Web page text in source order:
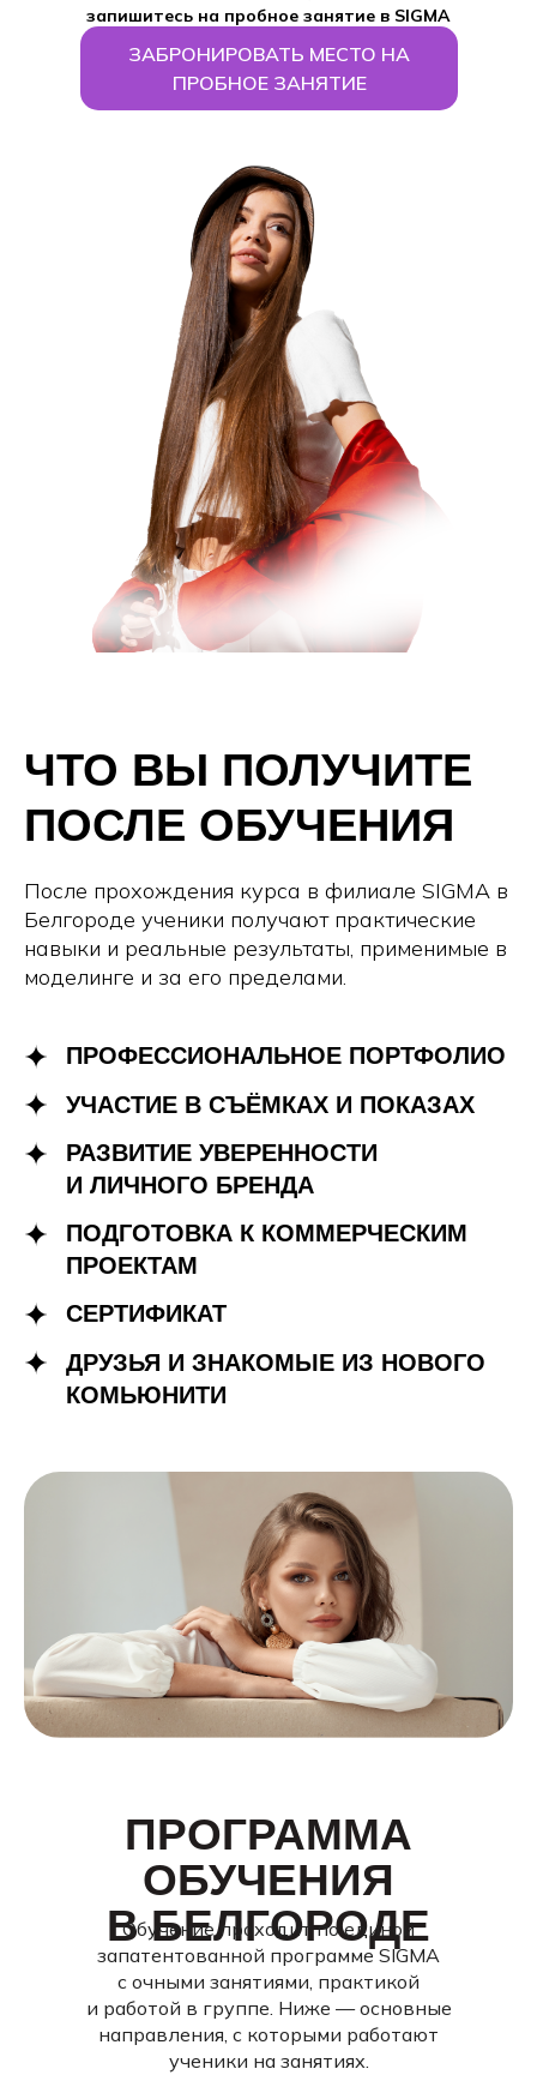
запишитесь на пробное занятие в SIGMA
ЗАБРОНИРОВАТЬ МЕСТО НА
ПРОБНОЕ ЗАНЯТИЕ
ЧТО ВЫ ПОЛУЧИТЕ
ПОСЛЕ ОБУЧЕНИЯ
После прохождения курса в филиале SIGMA в
Белгороде ученики получают практические
навыки и реальные результаты, применимые в
моделинге и за его пределами.
ПРОФЕССИОНАЛЬНОЕ ПОРТФОЛИО
УЧАСТИЕ В СЪЁМКАХ И ПОКАЗАХ
РАЗВИТИЕ УВЕРЕННОСТИ
И ЛИЧНОГО БРЕНДА
ПОДГОТОВКА К КОММЕРЧЕСКИМ
ПРОЕКТАМ
СЕРТИФИКАТ
ДРУЗЬЯ И ЗНАКОМЫЕ ИЗ НОВОГО
КОМЬЮНИТИ
ПРОГРАММА
ОБУЧЕНИЯ
ВБЕЛГОРОДЕ
Обучение проходит по единой
запатентованной программе SIGMA
с очными занятиями, практикой
и работой в группе. Ниже — основные
направления, с которыми работают
ученики на занятиях.